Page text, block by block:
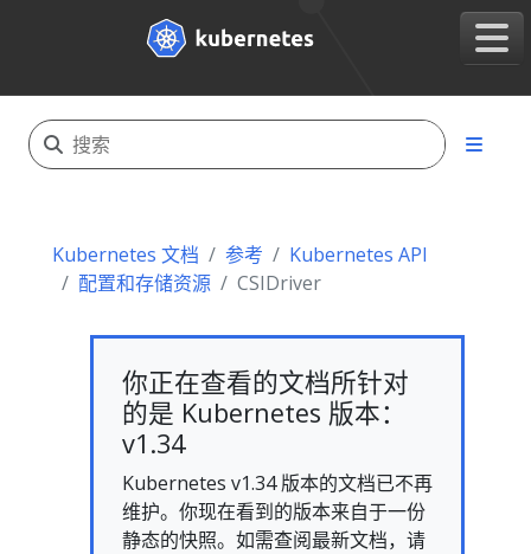
Kubernetes 文档 参考
Kubernetes API
配置和存储资源
CSIDriver
你正在查看的文档所针对
的是 Kubernetes 版本：
v1.34
Kubernetes v1.34 版本的文档已不再
维护。你现在看到的版本来自于一份
静态的快照。如需查阅最新文档，请